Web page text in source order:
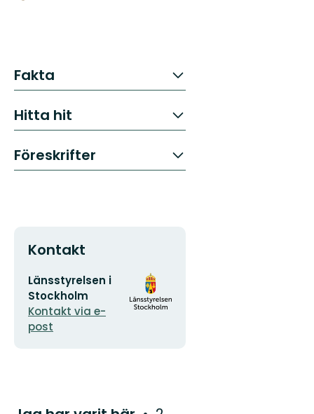
Fakta
Hitta hit
Föreskrifter
Kontakt
E-
postadress
Länsstyrelsen i
Stockholm
Kontakt via e-
post
Organisationens
logotyp